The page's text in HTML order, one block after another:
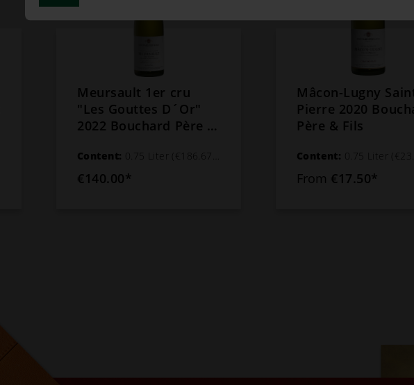
Meursault 1er cru
"Les Gouttes D´Or"
2022 Bouchard Père et
Content: 0.75 Liter (€186.67* / 1 Liter)
€140.00*
Mâcon-Lugny
Pierre 2020
Père & Fils
Content: 0.75 Liter (€23.33*
From €17.50*